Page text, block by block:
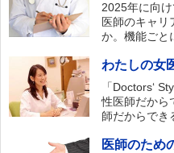
2025年に向け
医師のキャリ
か。機能ごと
わたしの女
「Doctors‘
性医師だから
師だからでき
医師のため